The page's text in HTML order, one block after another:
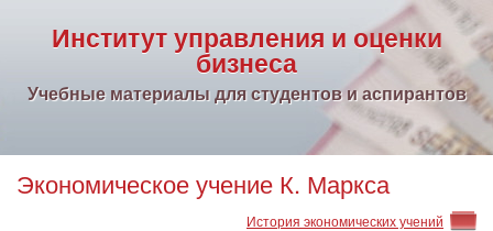
Институт управления и оценки
бизнеса
Учебные материалы для студентов и аспирантов
Экономическое учение К. Маркса
История экономических учений